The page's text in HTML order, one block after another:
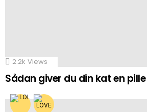
2.2k Views
Sådan giver du din kat en pille